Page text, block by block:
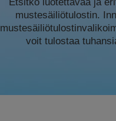
mustesäiliötulostin.
voit tulostaa